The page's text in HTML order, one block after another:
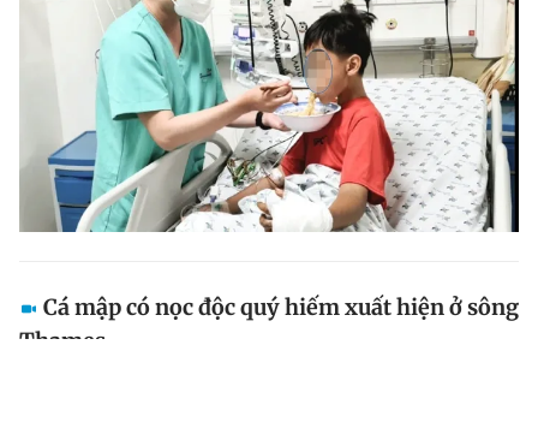
Cá mập có nọc độc quý hiếm xuất hiện ở sông
Thames